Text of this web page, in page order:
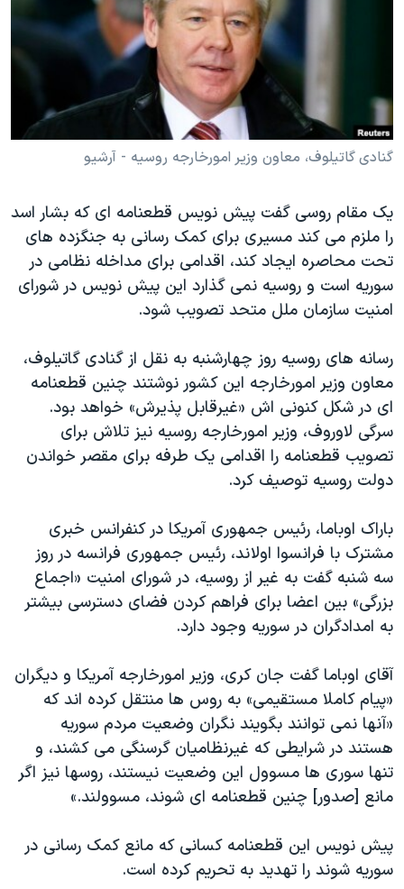
علم و فناوری
اسرائیل در جنگ
آرشیو پخش زنده
انتخابات ریاست جمهوری آمریکا ۲۰۲۴
حمله جمهوری اسلامی به اسرائیل
ورزش زنان در ایران
مجموعه مستندهای دادخواهی
تریبونال مردمی آبان ۹۸
دادگاه حمید نوری
چهل سال گروگان‌گیری
اعتراضات مردمی آبان ۹۸
اسرائیل در جنگ
نرگس محمدی برنده جایزه نوبل صلح
همایش محافظه‌کاران آمریکا «سی‌پک»
سفر پرزیدنت ترامپ به چین
زبانهای مختلف
گنادی گاتیلوف، معاون وزیر امورخارجه روسیه - آرشیو
یک مقام روسی گفت پیش نویس قطعنامه ای که بشار اسد
را ملزم می کند مسیری برای کمک رسانی به جنگزده های
تحت محاصره ایجاد کند، اقدامی برای مداخله نظامی در
سوریه است و روسیه نمی گذارد این پیش نویس در شورای
امنیت سازمان ملل متحد تصویب شود.
رسانه های روسیه روز چهارشنبه به نقل از گنادی گاتیلوف،
معاون وزیر امورخارجه این کشور نوشتند چنین قطعنامه
ای در شکل کنونی اش «غیرقابل پذیرش» خواهد بود.
سرگی لاوروف، وزیر امورخارجه روسیه نیز تلاش برای
تصویب قطعنامه را اقدامی یک طرفه برای مقصر خواندن
دولت روسیه توصیف کرد.
باراک اوباما، رئیس جمهوری آمریکا در کنفرانس خبری
مشترک با فرانسوا اولاند، رئیس جمهوری فرانسه در روز
سه شنبه گفت به غیر از روسیه، در شورای امنیت «اجماع
بزرگی» بین اعضا برای فراهم کردن فضای دسترسی بیشتر
به امدادگران در سوریه وجود دارد.
آقای اوباما گفت جان کری، وزیر امورخارجه آمریکا و دیگران
«پیام کاملا مستقیمی» به روس ها منتقل کرده اند که
«آنها نمی توانند بگویند نگران وضعیت مردم سوریه
هستند در شرایطی که غیرنظامیان گرسنگی می کشند، و
تنها سوری ها مسوول این وضعیت نیستند، روسها نیز اگر
مانع [صدور] چنین قطعنامه ای شوند، مسوولند.»
پیش نویس این قطعنامه کسانی که مانع کمک رسانی در
سوریه شوند را تهدید به تحریم کرده است.